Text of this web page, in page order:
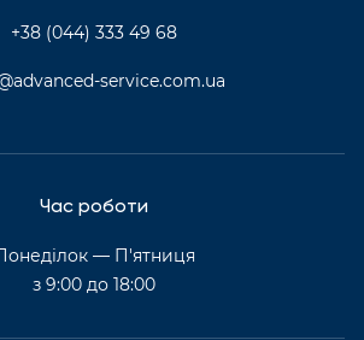
+38 (044) 333 49 68
service.com.ua
Час роботи
— П'ятниця
з 9:00 до 18:00